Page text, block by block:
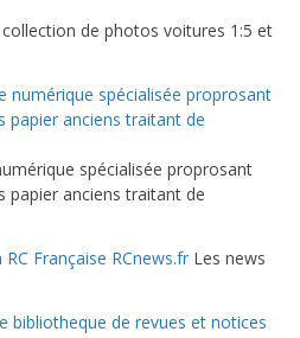
de photos voitures 1:5 et
spécialisée proprosant
anciens traitant de
RCnews.fr Les news